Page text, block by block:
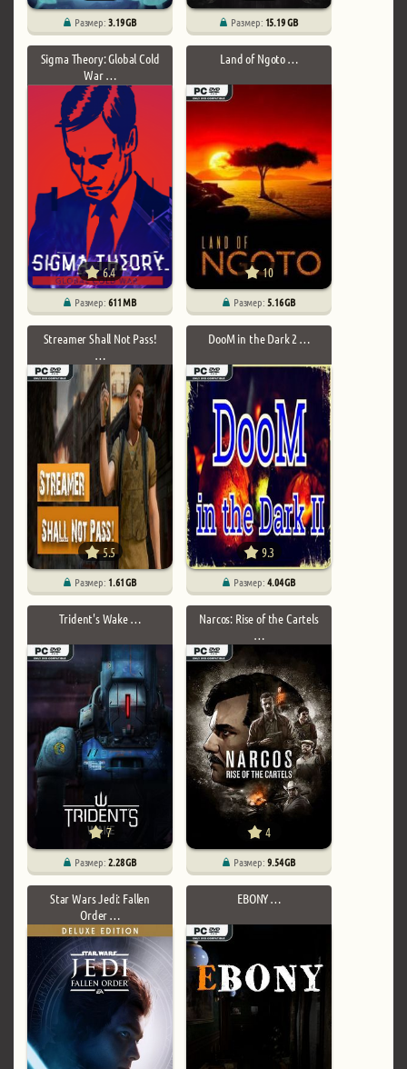
Размер:3.19 GB Размер: 15.19 GB
Sigma Theory: Global Cold
War …
6.4
Размер:611 MB
Land of Ngoto …
10
Размер:5.16 GB
Streamer Shall Not Pass!
…
5.5
Размер: 1.61 GB
DooM in the Dark 2 …
9.3
Размер:4.04 GB
Trident's Wake …
7
Размер:2.28 GB
Narcos: Rise of the Cartels
…
4
Размер:9.54 GB
Star Wars Jedi: Fallen
Order …
EBONY …